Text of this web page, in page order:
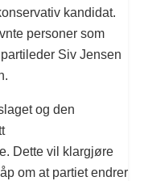
kandidat.
personer som
Siv Jensen
og den
Dette vil klargjøre
om at partiet endrer